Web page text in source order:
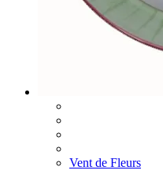
Vent de Fleurs